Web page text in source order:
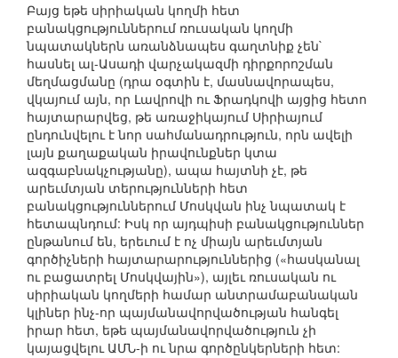
Բայց եթե սիրիական կողմի հետ
բանակցություններում ռուսական կողմի
նպատակներն առանձնապես գաղտնիք չեն`
հասնել ալ-Ասադի վարչակազմի դիրքորոշման
մեղմացմանը (դրա օգտին է, մասնավորապես,
վկայում այն, որ Լավրովի ու Ֆրադկովի այցից հետո
հայտարարվեց, թե առաջիկայում Սիրիայում
ընդունվելու է նոր սահմանադրություն, որն ավելի
լայն քաղաքական իրավունքներ կտա
ազգաբնակչությանը), ապա հայտնի չէ, թե
արեւմտյան տերությունների հետ
բանակցություններում Մոսկվան ինչ նպատակ է
հետապնդում: Իսկ որ այդպիսի բանակցություններ
ընթանում են, երեւում է ոչ միայն արեւմտյան
գործիչների հայտարարություններից («հասկանալ
ու բացատրել Մոսկվային»), այլեւ ռուսական ու
սիրիական կողմերի համար անտրամաբանական
կլիներ ինչ-որ պայմանավորվածության հանգել
իրար հետ, եթե պայմանավորվածություն չի
կայացվելու ԱՄՆ-ի ու նրա գործընկերների հետ: